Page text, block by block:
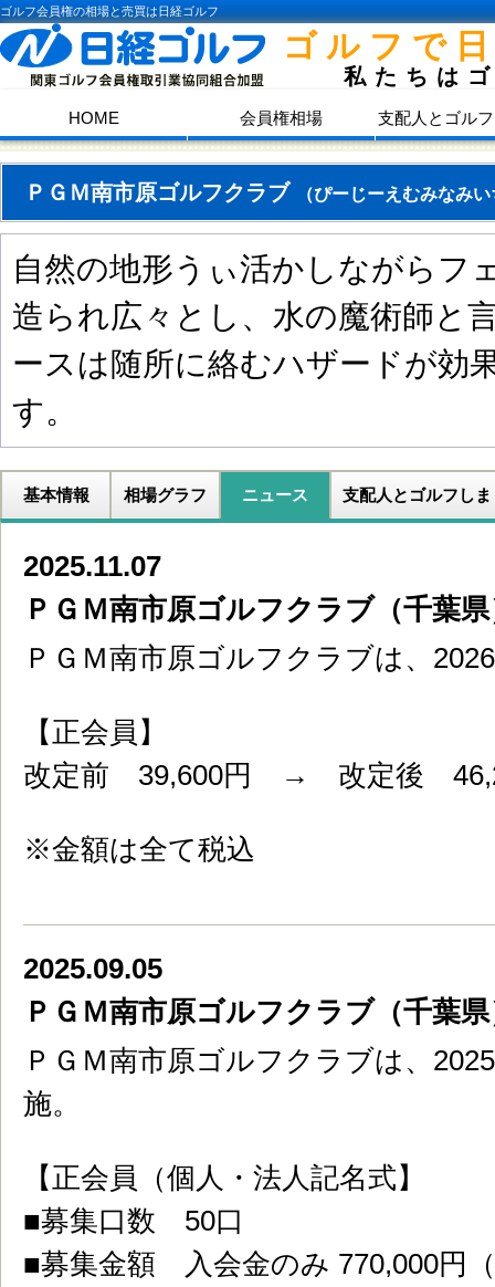
ゴルフ会員権の相場と売買は日経ゴルフ
ゴルフで
私たちは
HOME 会員権相場 支配人とゴル
ＰＧＭ南市原ゴルフクラブ （ぴーじーえむみなみ
自然の地形うぃ活かしながらフ
造られ広々とし、水の魔術師と
ースは随所に絡むハザードが効
す。
基本情報 相場グラフ ニュース 支配人とゴルフしま
2025.11.07
ＰＧＭ南市原ゴルフクラブ（千葉
ＰＧＭ南市原ゴルフクラブは、
【正会員】
改定前 39,600円 → 改定後
※金額は全て税込
2025.09.05
ＰＧＭ南市原ゴルフクラブ（千葉
ＰＧＭ南市原ゴルフクラブは、
施。
【正会員（個人・法人記名式】
■募集口数 50口
■募集金額 入会金のみ 770,000円